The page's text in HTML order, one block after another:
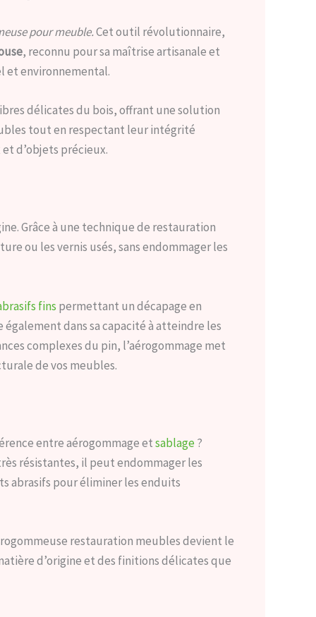
pour meuble.Cet outil révolutionnaire,
, reconnu pour sa maîtrise artisanale et
et environnemental.
délicates du bois, offrant une solution
tout en respectant leur intégrité
d’objets précieux.
Grâce à une technique de restauration
ou les vernis usés, sans endommager les
fins permettant un décapage en
dans sa capacité à atteindre les
complexes du pin, l’aérogommage met
de vos meubles.
entre aérogommage etsablage ?
résistantes, il peut endommager les
abrasifs pour éliminer les enduits
restauration meubles devient le
d’origine et des finitions délicates que